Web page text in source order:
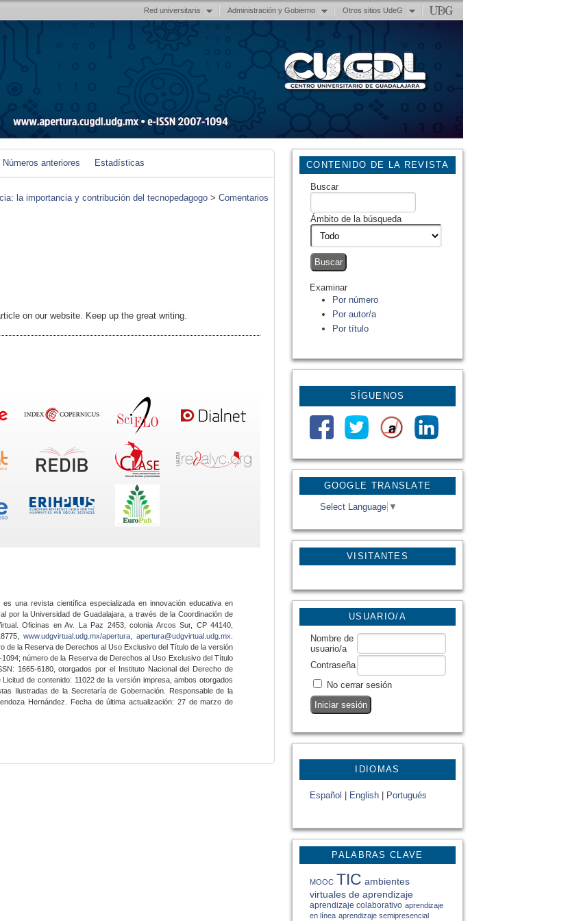
Red universitaria Administración y Gobierno Otros sitios UdeG
GOOGLE TRANSLATE
Select Language ▼
VISITANTES
CONTENIDO DE LA REVISTA
Buscar
Ámbito de la búsqueda
Examinar
Por número
Por autor/a
Por título
SÍGUENOS
USUARIO/A
Nombre de
usuario/a
Contraseña
No cerrar sesión
IDIOMAS
Español English Portugués
PALABRAS CLAVE
MOOC TIC ambientes
virtuales de aprendizaje
aprendizaje colaborativo aprendizaje
en línea aprendizaje semipresencial
Números anteriores Estadísticas
la importancia y contribución del tecnopedagogo > Comentarios
on our website. Keep up the great writing.
una revista científica especializada en innovación educativa en
por la Universidad de Guadalajara, a través de la Coordinación de
Oficinas en Av. La Paz 2453, colonia Arcos Sur, CP 44140,
www.udgvirtual.udg.mx/apertura apertura@udgvirtual.udg.mx
de la Reserva de Derechos al Uso Exclusivo del Título de la versión
número de la Reserva de Derechos al Uso Exclusivo del Título
1665-6180, otorgados por el Instituto Nacional del Derecho de
de contenido: 11022 de la versión impresa, ambos otorgados
Ilustradas de la Secretaría de Gobernación. Responsable de la
Hernández. Fecha de última actualización: 27 de marzo de